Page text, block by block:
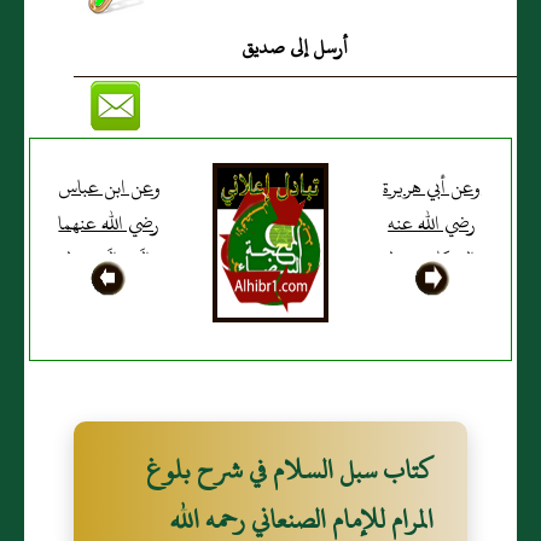
ــــ وكلُّنا لكَ عَبْدٌ ــــ
اللهُمَّ لا مانعَ لما أعْطيتَ، ولا
مُعطِي لما مَنَعْتَ، ولا يَنْفَعُ ذا
الجدِّ مِنْكَ الجَدُّ"، رواه
مسلم.
أرسل إلى صديق
وعن أبي هريرة
رضي الله عنه
قال: كان رسول
الله صَلّى الله
قامَ إلى الصلاة
يقُومُ، ثمَّ يكبّرُ
حين يركعُ ثم
يقولُ: "سَمِعَ الله
وعن ابن عباس
رضي الله عنهما
قالَ: قالَ رسول
الله صَلّى الله
"أُمِرْت أن أَسْجُدَ
على الْجَبْهَةِ ــــ
وأَشَارَ بيدهِ إلىكتاب سبل السلام في شرح بلوغ
المرام للإمام الصنعاني رحمه الله